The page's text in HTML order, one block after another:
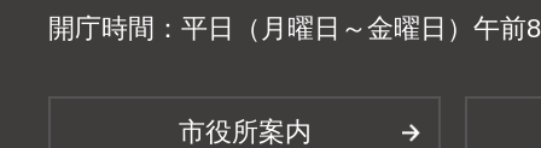
開庁時間：平日（月曜日～金曜日）午前
市役所案内